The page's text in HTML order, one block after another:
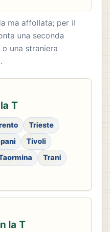
ma affollata; per il
una seconda
una straniera
T
Trieste
Tivoli
Trani
la T